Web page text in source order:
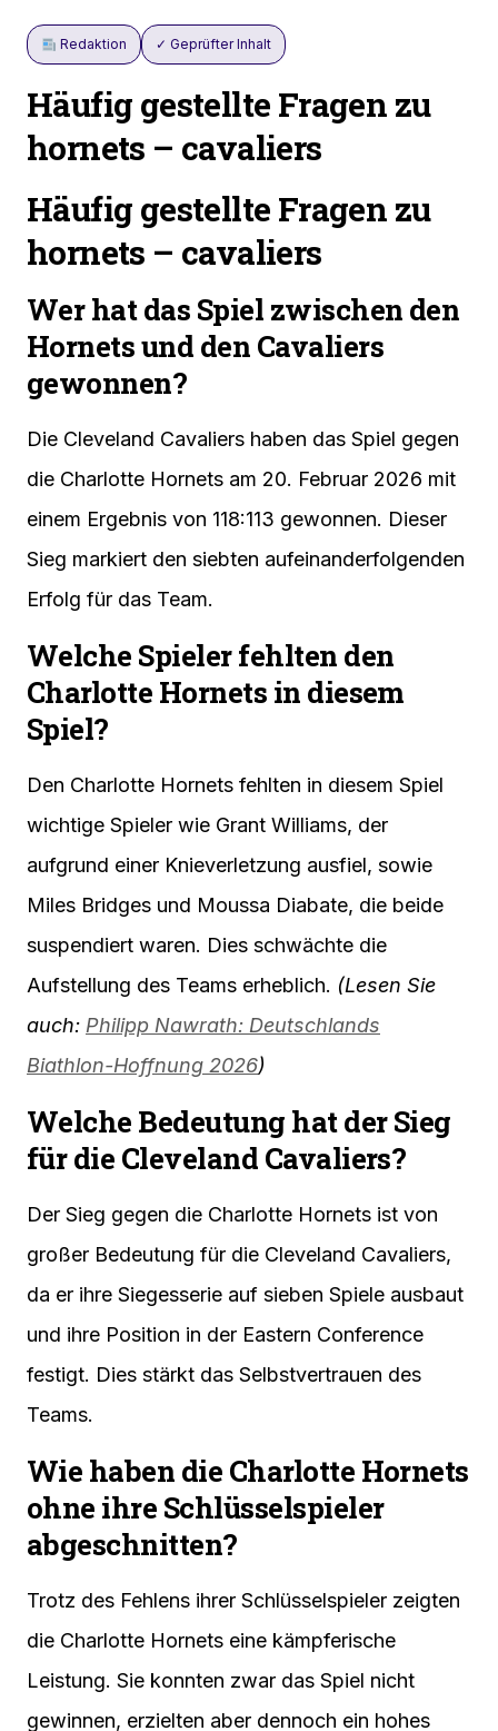
Redaktion ✓ Geprüfter Inhalt
Häufig gestellte Fragen zu
hornets – cavaliers
Häufig gestellte Fragen zu
hornets – cavaliers
Wer hat das Spiel zwischen den
Hornets und den Cavaliers
gewonnen?
Die Cleveland Cavaliers haben das Spiel gegen
die Charlotte Hornets am 20. Februar 2026 mit
einem Ergebnis von 118:113 gewonnen. Dieser
Sieg markiert den siebten aufeinanderfolgenden
Erfolg für das Team.
Welche Spieler fehlten den
Charlotte Hornets in diesem
Spiel?
Den Charlotte Hornets fehlten in diesem Spiel
wichtige Spieler wie Grant Williams, der
aufgrund einer Knieverletzung ausfiel, sowie
Miles Bridges und Moussa Diabate, die beide
suspendiert waren. Dies schwächte die
Aufstellung des Teams erheblich. (Lesen Sie
auch: Philipp Nawrath: Deutschlands
Biathlon-Hoffnung 2026)
Welche Bedeutung hat der Sieg
für die Cleveland Cavaliers?
Der Sieg gegen die Charlotte Hornets ist von
großer Bedeutung für die Cleveland Cavaliers,
da er ihre Siegesserie auf sieben Spiele ausbaut
und ihre Position in der Eastern Conference
festigt. Dies stärkt das Selbstvertrauen des
Teams.
Wie haben die Charlotte Hornets
ohne ihre Schlüsselspieler
abgeschnitten?
Trotz des Fehlens ihrer Schlüsselspieler zeigten
die Charlotte Hornets eine kämpferische
Leistung. Sie konnten zwar das Spiel nicht
gewinnen, erzielten aber dennoch ein hohes